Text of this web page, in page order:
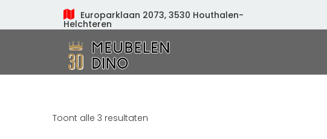
Europarklaan 2073, 3530 Houthalen-
Helchteren
Toont alle 3 resultaten